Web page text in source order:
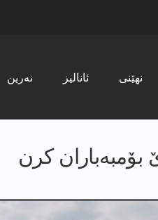
نەرین ئانالیز نھێنی
کرن